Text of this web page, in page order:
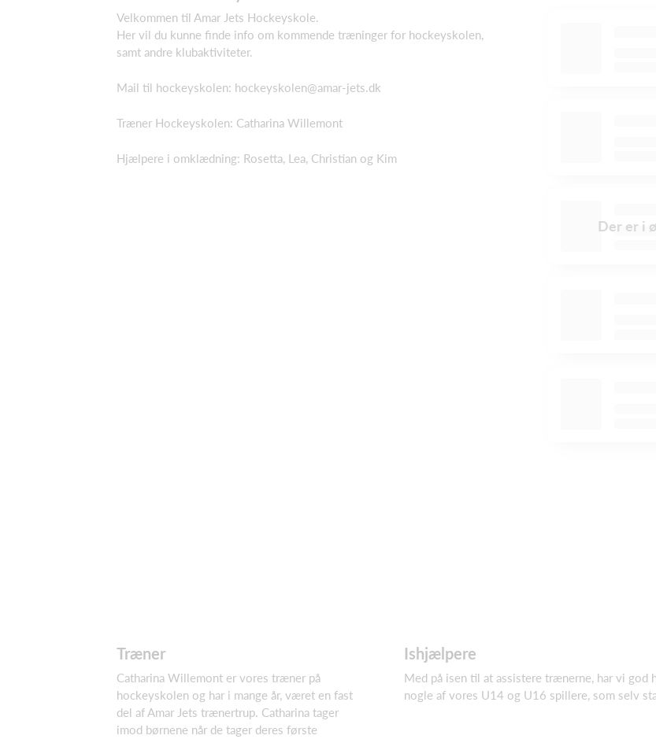
Velkommen til Amar Jets Hockeyskole.
Her vil du kunne finde info om kommende træninger for hockeyskolen,
samt andre klubaktiviteter.
Mail til hockeyskolen: hockeyskolen@amar-jets.dk
Træner Hockeyskolen: Catharina Willemont
Hjælpere i omklædning: Rosetta, Lea, Christian og Kim
Der er i
Træner
Catharina Willemont er vores træner på
hockeyskolen og har i mange år, været en fast
del af Amar Jets trænertrup. Catharina tager
imod børnene når de tager deres første
Ishjælpere
Med på isen til at assistere trænerne, har vi
nogle af vores U14 og U16 spillere, som selv